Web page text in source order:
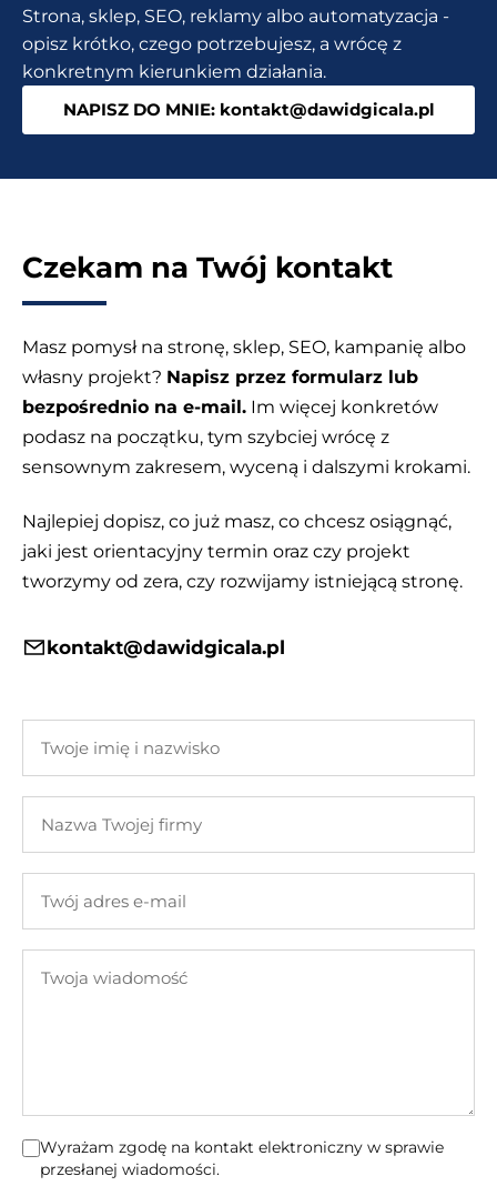
minut,
bez
Photoshopa
Strona, sklep, SEO, reklamy albo automatyzacja -
opisz krótko, czego potrzebujesz, a wrócę z
konkretnym kierunkiem działania.
NAPISZ DO MNIE: kontakt@dawidgicala.pl
Czekam na Twój kontakt
Masz pomysł na stronę, sklep, SEO, kampanię albo
własny projekt? Napisz przez formularz lub
bezpośrednio na e-mail. Im więcej konkretów
podasz na początku, tym szybciej wrócę z
sensownym zakresem, wyceną i dalszymi krokami.
Najlepiej dopisz, co już masz, co chcesz osiągnąć,
jaki jest orientacyjny termin oraz czy projekt
tworzymy od zera, czy rozwijamy istniejącą stronę.
kontakt@dawidgicala.pl
imię
nazwisko
Twojej
adres
mail
wiadomość
Wyrażam zgodę na kontakt elektroniczny w sprawie
przesłanej wiadomości.